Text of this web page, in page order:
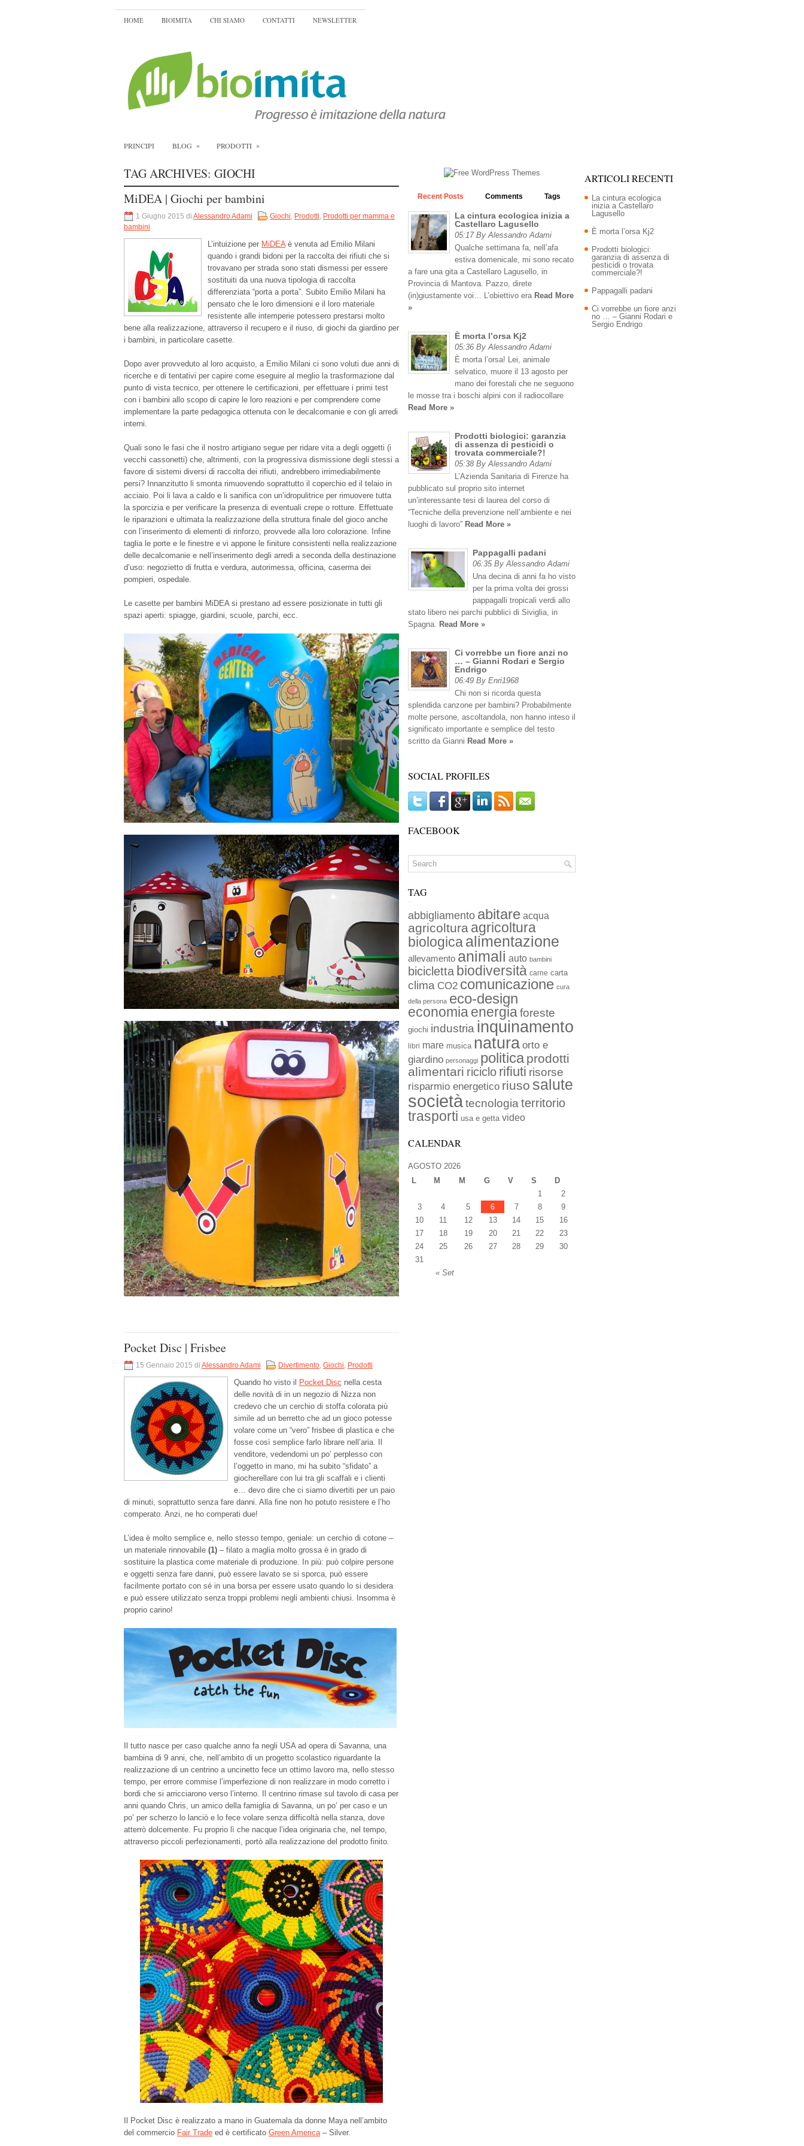
HOME BIOIMITA CHI SIAMO CONTATTI NEWSLETTER
PRINCIPI BLOG » PRODOTTI »
TAG ARCHIVES: GIOCHI
MiDEA | Giochi per bambini
1 Giugno 2015 di Alessandro Adami Giochi, Prodotti, Prodotti per mamma e
bambini
L’intuizione per MiDEAè venuta ad Emilio Milani
quando i grandi bidoni per la raccolta dei rifiuti che si
trovavano per strada sono stati dismessi per essere
sostituiti da una nuova tipologia di raccolta
differenziata “porta a porta”. Subito Emilio Milani ha
pensato che le loro dimensioni e il loro materiale
resistente alle intemperie potessero prestarsi molto
bene alla realizzazione, attraverso il recupero e il riuso, di giochi da giardino per
i bambini, in particolare casette.
Dopo aver provveduto al loro acquisto, a Emilio Milani ci sono voluti due anni di
ricerche e di tentativi per capire come eseguire al meglio la trasformazione dal
punto di vista tecnico, per ottenere le certificazioni, per effettuare i primi test
con i bambini allo scopo di capire le loro reazioni e per comprendere come
implementare la parte pedagogica ottenuta con le decalcomanie e con gli arredi
interni.
Quali sono le fasi che il nostro artigiano segue per ridare vita a degli oggetti (i
vecchi cassonetti) che, altrimenti, con la progressiva dismissione degli stessi a
favore di sistemi diversi di raccolta dei rifiuti, andrebbero irrimediabilmente
persi? Innanzitutto li smonta rimuovendo soprattutto il coperchio ed il telaio in
acciaio. Poi li lava a caldo e li sanifica con un’idropulitrice per rimuovere tutta
la sporcizia e per verificare la presenza di eventuali crepe o rotture. Effettuate
le riparazioni e ultimata la realizzazione della struttura finale del gioco anche
con l’inserimento di elementi di rinforzo, provvede alla loro colorazione. Infine
taglia le porte e le finestre e vi appone le finiture consistenti nella realizzazione
delle decalcomanie e nell’inserimento degli arredi a seconda della destinazione
d’uso: negozietto di frutta e verdura, autorimessa, officina, caserma dei
pompieri, ospedale.
Le casette per bambini MiDEA si prestano ad essere posizionate in tutti gli
spazi aperti: spiagge, giardini, scuole, parchi, ecc.
Pocket Disc | Frisbee
15 Gennaio 2015 di Alessandro Adami Divertimento, Giochi, Prodotti
Quando ho visto il Pocket Disc nella cesta
delle novità di in un negozio di Nizza non
credevo che un cerchio di stoffa colorata più
simile ad un berretto che ad un gioco potesse
volare come un “vero” frisbee di plastica e che
fosse così semplice farlo librare nell’aria. Il
venditore, vedendomi un po’ perplesso con
l’oggetto in mano, mi ha subito “sfidato” a
giocherellare con lui tra gli scaffali e i clienti
e… devo dire che ci siamo divertiti per un paio
di minuti, soprattutto senza fare danni. Alla fine non ho potuto resistere e l’ho
comperato. Anzi, ne ho comperati due!
L’idea è molto semplice e, nello stesso tempo, geniale: un cerchio di cotone –
un materiale rinnovabile (1) – filato a maglia molto grossa è in grado di
sostituire la plastica come materiale di produzione. In più: può colpire persone
e oggetti senza fare danni, può essere lavato se si sporca, può essere
facilmente portato con sé in una borsa per essere usato quando lo si desidera
e può essere utilizzato senza troppi problemi negli ambienti chiusi. Insomma è
proprio carino!
Il tutto nasce per caso qualche anno fa negli USA ad opera di Savanna, una
bambina di 9 anni, che, nell’ambito di un progetto scolastico riguardante la
realizzazione di un centrino a uncinetto fece un ottimo lavoro ma, nello stesso
tempo, per errore commise l’imperfezione di non realizzare in modo corretto i
bordi che si arricciarono verso l’interno. Il centrino rimase sul tavolo di casa per
anni quando Chris, un amico della famiglia di Savanna, un po’ per caso e un
po’ per scherzo lo lanciò e lo fece volare senza difficoltà nella stanza, dove
atterrò dolcemente. Fu proprio lì che nacque l’idea originaria che, nel tempo,
attraverso piccoli perfezionamenti, portò alla realizzazione del prodotto finito.
Il Pocket Disc è realizzato a mano in Guatemala da donne Maya nell’ambito
del commercio Fair Trade ed è certificato Green America– Silver.
Recent Posts Comments Tags
La cintura ecologica inizia a
Castellaro Lagusello
05:17 By Alessandro Adami
Qualche settimana fa, nell’afa
estiva domenicale, mi sono recato
a fare una gita a Castellaro Lagusello, in
Provincia di Mantova. Pazzo, direte
(in)giustamente voi… L’obiettivo era Read More
»
È morta l’orsa Kj2
05:36 By Alessandro Adami
È morta l’orsa! Lei, animale
selvatico, muore il 13 agosto per
mano dei forestali che ne seguono
le mosse tra i boschi alpini con il radiocollare
Read More »
Prodotti biologici: garanzia
di assenza di pesticidi o
trovata commerciale?!
05:38 By Alessandro Adami
L’Azienda Sanitaria di Firenze ha
pubblicato sul proprio sito internet
un’interessante tesi di laurea del corso di
“Tecniche della prevenzione nell’ambiente e nei
luoghi di lavoro” Read More »
Pappagalli padani
06:35 By Alessandro Adami
Una decina di anni fa ho visto
per la prima volta dei grossi
pappagalli tropicali verdi allo
stato libero nei parchi pubblici di Siviglia, in
Spagna. Read More »
Ci vorrebbe un fiore anzi no
… – Gianni Rodari e Sergio
Endrigo
06:49 By Enri1968
Chi non si ricorda questa
splendida canzone per bambini? Probabilmente
molte persone, ascoltandola, non hanno inteso il
significato importante e semplice del testo
scritto da Gianni Read More »
SOCIAL PROFILES
FACEBOOK
TAG
abbigliamento abitare acqua
agricoltura agricoltura
biologica alimentazione
allevamento animali auto bambini
bicicletta biodiversità carne carta
clima CO2 comunicazione cura
della persona eco-design
economia energiaforeste
giochi industria inquinamento
libri mare musica natura orto e
giardino personaggi politica prodotti
alimentari riciclo rifiuti risorse
risparmio energetico riuso salute
societàtecnologia territorio
trasporti usa e getta video
CALENDAR
AGOSTO 2026
L
M M G V S D
« Set
1
2
3
4 5 6 7 8
9
10
11 12 13 14 15
16
17
18 19 20 21 22
23
24
25 26 27 28 29
30
31
ARTICOLI RECENTI
La cintura ecologica
inizia a Castellaro
Lagusello
È morta l’orsa Kj2
Prodotti biologici:
garanzia di assenza di
pesticidi o trovata
commerciale?!
Pappagalli padani
Ci vorrebbe un fiore anzi
no … – Gianni Rodari e
Sergio Endrigo